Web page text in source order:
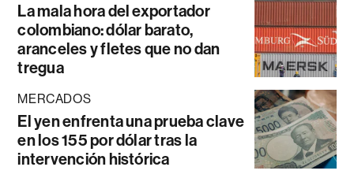
La mala hora del exportador
colombiano: dólar barato,
aranceles y fletes que no dan
tregua
MERCADOS
El yen enfrenta una prueba clave
en los 155 por dólar tras la
intervención histórica